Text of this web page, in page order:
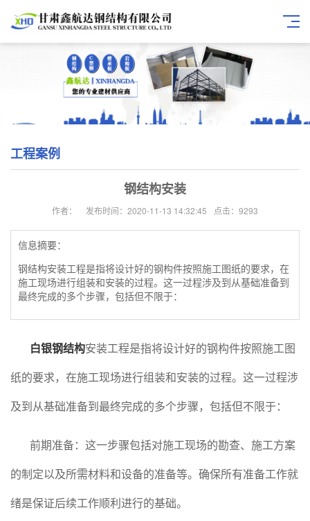
工程案例
钢结构安装
作者： 发布时间：2020-11-13 14:32:45 点击：9293
信息摘要：
钢结构安装工程是指将设计好的钢构件按照施工图纸的要求，在
施工现场进行组装和安装的过程。这一过程涉及到从基础准备到
最终完成的多个步骤，包括但不限于：
白银钢结构安装工程是指将设计好的钢构件按照施工图
纸的要求，在施工现场进行组装和安装的过程。这一过程涉
及到从基础准备到最终完成的多个步骤，包括但不限于：
前期准备：这一步骤包括对施工现场的勘查、施工方案
的制定以及所需材料和设备的准备等。确保所有准备工作就
绪是保证后续工作顺利进行的基础。